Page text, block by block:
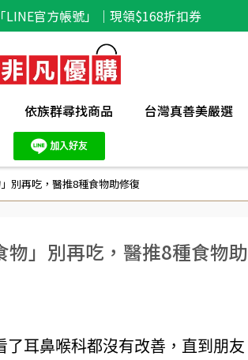
LINE官方帳號」｜現領$168折扣券
依族群尋找商品 台灣真善美嚴選
別再吃，醫推8種食物助修復
物」別再吃，醫推8種食物助
了耳鼻喉科都沒有改善，直到朋友